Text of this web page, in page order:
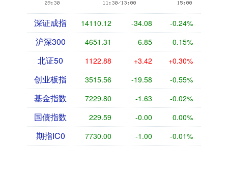
深证成指 14110.12 -34.08 -0.24%
沪深300 4651.31 -6.85 -0.15%
北证50 1122.88 +3.42 +0.30%
创业板指 3515.56 -19.58 -0.55%
基金指数 7229.80 -1.63 -0.02%
国债指数 229.59 -0.00 0.00%
期指IC0 7730.00 -1.00 -0.01%